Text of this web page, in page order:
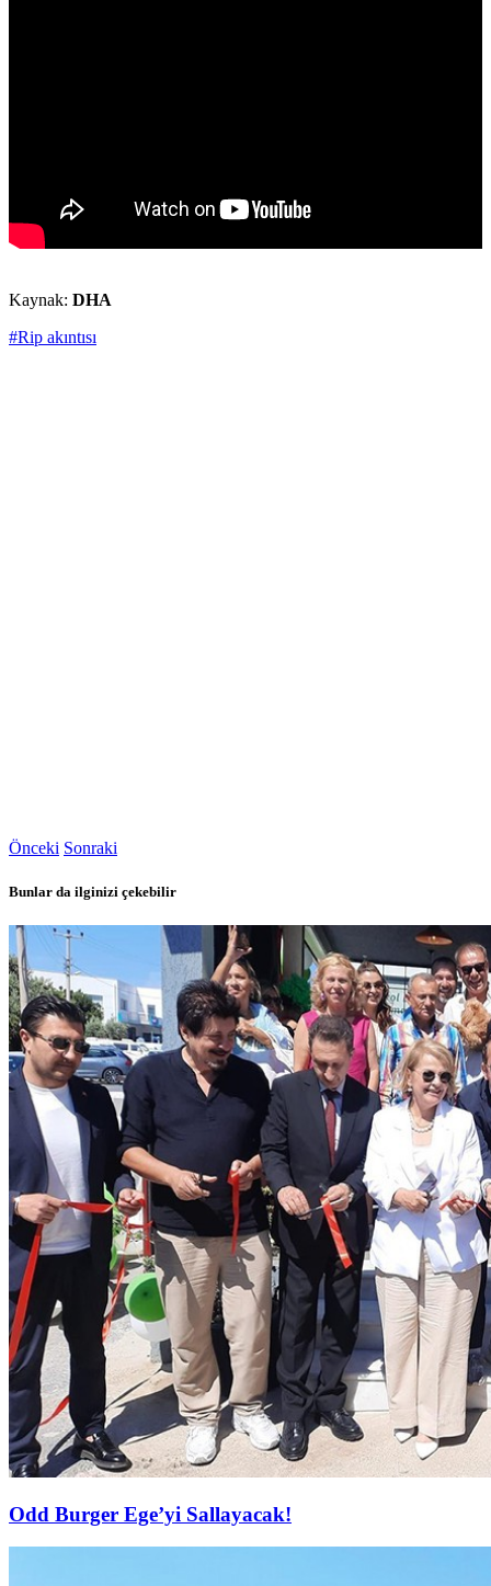
Kaynak: DHA
#Rip akıntısı
Önceki Sonraki
Bunlar da ilginizi çekebilir
Odd Burger Ege’yi Sallayacak!